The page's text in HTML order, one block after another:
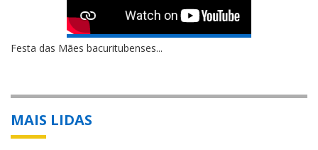
Festa das Mães bacuritubenses...
MAIS LIDAS